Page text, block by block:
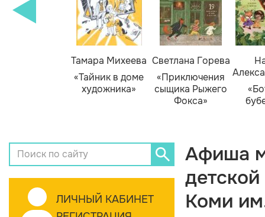
Тамара Михеева
«Тайник в доме
художника»
Светлана Горева
«Приключения
сыщика Рыжего
Фокса»
ЛИЧНЫЙ КАБИНЕТ
Афиша
Коми